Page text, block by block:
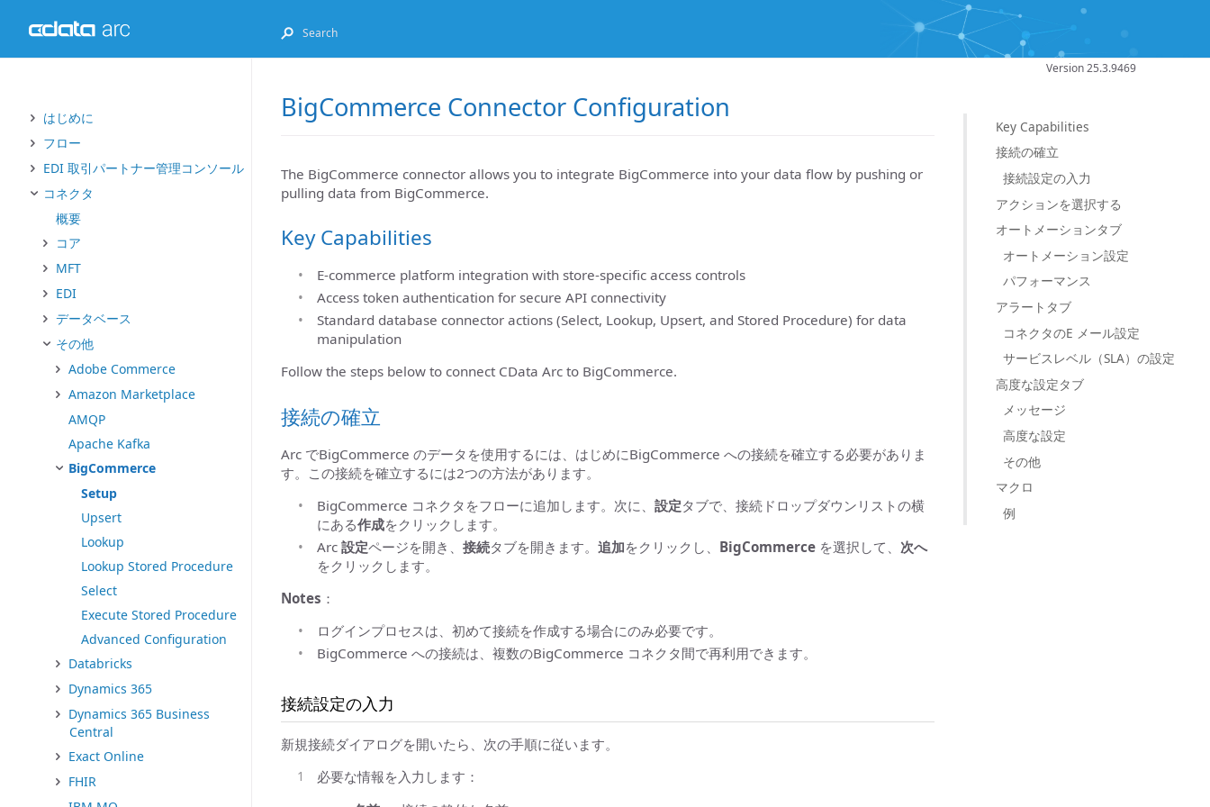
はじめに
フロー
EDI 取引パートナー管理コンソール
コネクタ
概要
コア
MFT
EDI
データベース
その他
Adobe Commerce
Amazon Marketplace
AMQP
Apache Kafka
BigCommerce
Setup
Upsert
Lookup
Lookup Stored Procedure
Select
Execute Stored Procedure
Advanced Configuration
Databricks
Dynamics 365
Dynamics 365 Business
Central
Exact Online
FHIR
Version 25.3.9469
Key Capabilities
接続の確立
接続設定の入力
アクションを選択する
オートメーションタブ
オートメーション設定
パフォーマンス
アラートタブ
コネクタのE メール設定
サービスレベル（SLA）の設定
高度な設定タブ
メッセージ
高度な設定
その他
マクロ
例
BigCommerce Connector Configuration
The BigCommerce connector allows you to integrate BigCommerce into your data flow by pushing or
pulling data from BigCommerce.
Key Capabilities
E-commerce platform integration with store-specific access controls
Access token authentication for secure API connectivity
Standard database connector actions (Select, Lookup, Upsert, and Stored Procedure) for data
manipulation
Follow the steps below to connect CData Arc to BigCommerce.
接続の確立
Arc でBigCommerce のデータを使用するには、はじめにBigCommerce への接続を確立する必要がありま
す。この接続を確立するには2つの方法があります。
BigCommerce コネクタをフローに追加します。次に、 設定タブで、接続ドロップダウンリストの横
にある作成をクリックします。
Arc 設定ページを開き、 接続タブを開きます。 追加をクリックし、 BigCommerce を選択して、 次へ
をクリックします。
Notes ：
ログインプロセスは、初めて接続を作成する場合にのみ必要です。
BigCommerce への接続は、複数のBigCommerce コネクタ間で再利用できます。
接続設定の入力
新規接続ダイアログを開いたら、次の手順に従います。
必要な情報を入力します：